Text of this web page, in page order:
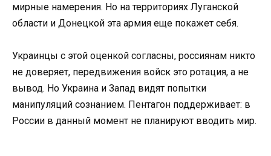
мирные намерения. Но на территориях Луганской
области и Донецкой эта армия еще покажет себя.
Украинцы с этой оценкой согласны, россиянам никто
не доверяет, передвижения войск это ротация, а не
вывод. Но Украина и Запад видят попытки
манипуляций сознанием. Пентагон поддерживает: в
России в данный момент не планируют вводить мир.